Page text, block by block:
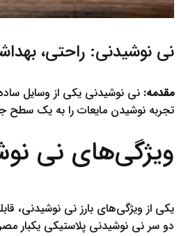
نی نوشیدنی: راحتی،
مقدمه: نی نوشیدنی یکی از وسایل
تجربه نوشیدن مایعات را به یک سطح
ویژگی‌های نی
یکی از ویژگی‌های بارز نی نوشیدنی،
دو سر نی نوشیدنی پلاستیکی یکبار